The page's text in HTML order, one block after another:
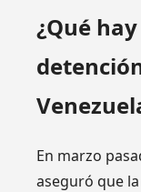
¿Qué
En marzo
aseguró que